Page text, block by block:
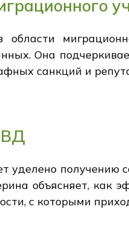
Она
санкций и
уделено
объясняет, как
с которыми